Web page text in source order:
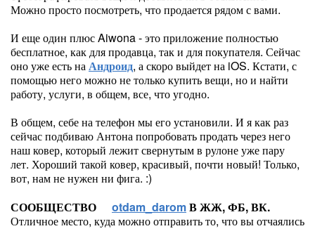
Можно просто посмотреть, что продается рядом с вами.
И еще один плюс Aiwona - это приложение полностью
бесплатное, как для продавца, так и для покупателя. Сейчас
оно уже есть наАндроид, а скоро выйдет на iOS. Кстати, с
помощью него можно не только купить вещи, но и найти
работу, услуги, в общем, все, что угодно.
В общем, себе на телефон мы его установили. И я как раз
сейчас подбиваю Антона попробовать продать через него
наш ковер, который лежит свернутым в рулоне уже пару
лет. Хороший такой ковер, красивый, почти новый! Только,
вот, нам не нужен ни фига. :)
СООБЩЕСТВО
otdam_daromВ ЖЖ, ФБ, ВК.
Отличное место, куда можно отправить то, что вы отчаялись